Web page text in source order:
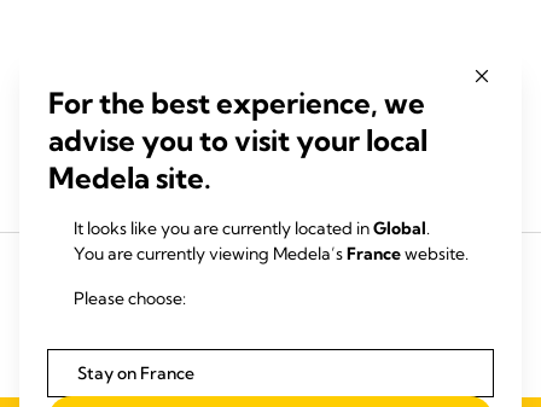
Rechercher
For the best experience, we
advise you to visit your local
Medela site.
It looks like you are currently located inGlobal.
You are currently viewing Medela’sFrancewebsite.
Please choose:
Stay on France